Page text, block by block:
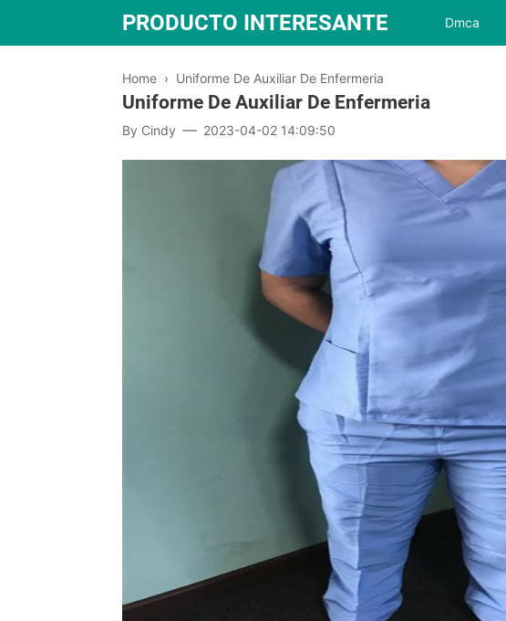
PRODUCTO INTERESANTE Dmca
Home › Uniforme De Auxiliar De Enfermeria
Uniforme De Auxiliar De Enfermeria
By Cindy 2023-04-02 14:09:50